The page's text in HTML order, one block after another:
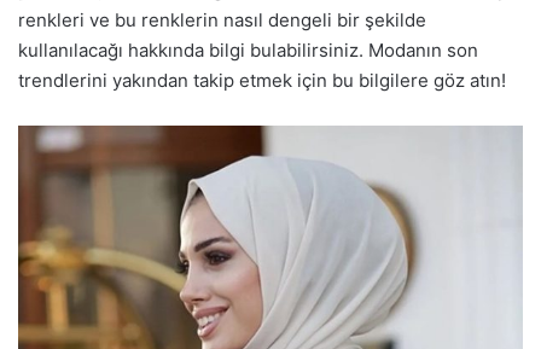
renkleri ve bu renklerin nasıl dengeli bir şekilde
kullanılacağı hakkında bilgi bulabilirsiniz. Modanın son
trendlerini yakından takip etmek için bu bilgilere göz atın!